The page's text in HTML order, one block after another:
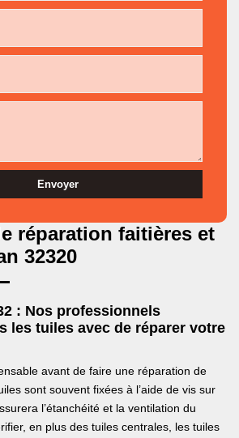
réparation faitières et
32320
: Nos professionnels
les tuiles avec de réparer votre
avant de faire une réparation de
sont souvent fixées à l’aide de vis sur
l’étanchéité et la ventilation du
en plus des tuiles centrales, les tuiles